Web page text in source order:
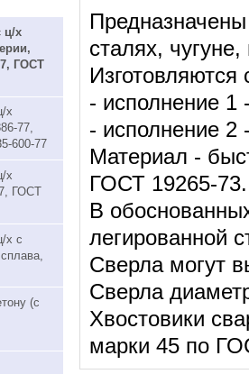
ц/х
ГОСТ
х
77,
600-77
х
ГОСТ
х с
(с
сталях,
- исполнение 1
- исполнение 2
Материал -
ГОСТ 19265-73.
В
легированной
Сверла могут
Сверла
Хвостовики
марки 45 по